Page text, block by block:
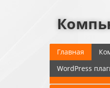
Главная
WordPress